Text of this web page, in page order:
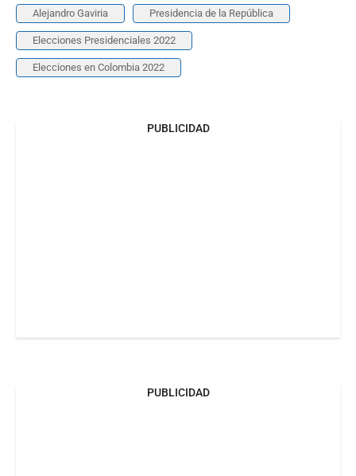
Alejandro Gaviria Presidencia de la República
Elecciones Presidenciales 2022
Elecciones en Colombia 2022
PUBLICIDAD
PUBLICIDAD